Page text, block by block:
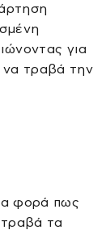
για
να τραβά την
φορά πως
τα